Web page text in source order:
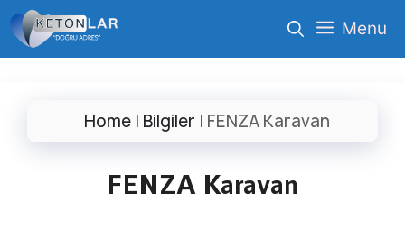
İçeriğe
atla
Menu
Home | Bilgiler | FENZA Karavan
FENZA Karavan